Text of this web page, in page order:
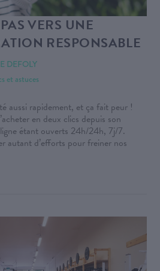
VERS UNE
RESPONSABLE
DEFOLY
et astuces
aussi rapidement, et ça fait peur !
en deux clics depuis son
étant ouverts 24h/24h, 7j/7.
autant d’efforts pour freiner nos